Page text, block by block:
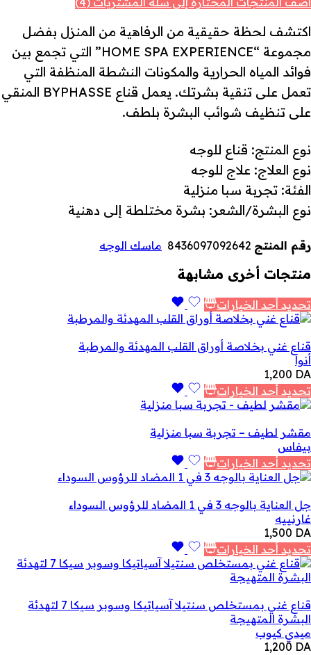
اكتشف لحظة حقيقية من الرفاهية من المنزل بفضل
مجموعة “HOME SPA EXPERIENCE” التي تجمع بين
فوائد المياه الحرارية والمكونات النشطة المنظفة التي
تعمل على تنقية بشرتك. يعمل قناع BYPHASSE المنقي
على تنظيف شوائب البشرة بلطف.
نوع المنتج: قناع للوجه
نوع العلاج: علاج للوجه
الفئة: تجربة سبا منزلية
نوع البشرة/الشعر: بشرة مختلطة إلى دهنية
رقم المنتج 8436097092642 ماسك الوجه
منتجات أخرى مشابهة
تحديد أحد الخيارات
قناع غني بخلاصة أوراق القلب المهدئة والمرطبة
أنوا
1,200 DA
تحديد أحد الخيارات
مقشر لطيف – تجربة سبا منزلية
بيفاس
تحديد أحد الخيارات
جل العناية بالوجه 3 في 1 المضاد للرؤوس السوداء
غارنييه
1,500 DA
تحديد أحد الخيارات
قناع غني بمستخلص سنتيلا آسياتيكا وسوبر سيكا 7 لتهدئة
البشرة المتهيجة
ميدي كيوب
1,200 DA